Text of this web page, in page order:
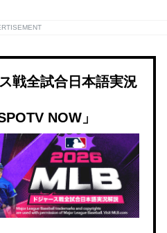
戦全試合日本語実況
NOW」